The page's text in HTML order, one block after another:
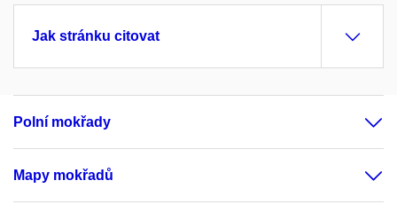
Jak stránku citovat
Polní mokřady
Mapy mokřadů